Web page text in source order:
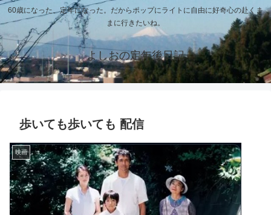
60歳になった、定年になった。だからポップにライトに自由に好奇心の赴くま
まに行きたいね。
よしおの定年後日記
歩いても歩いても 配信
映画